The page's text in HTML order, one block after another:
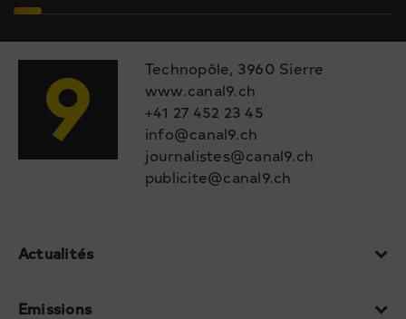
Technopôle, 3960 Sierre
www.canal9.ch
+41 27 452 23 45
info@canal9.ch
journalistes@canal9.ch
publicite@canal9.ch
Actualités
Emissions